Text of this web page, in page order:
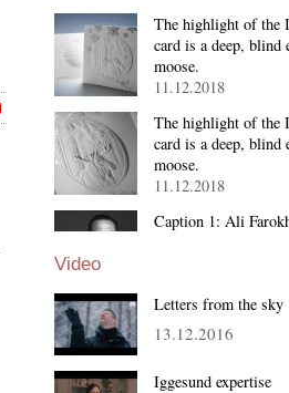
The highlight of the
card is a deep, blind
moose.
11.12.2018
The highlight of the
card is a deep, blind
moose.
11.12.2018
Caption 1: Ali
Video
Letters from the sky
13.12.2016
Iggesund expertise